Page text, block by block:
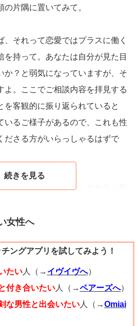
、自分磨きを楽しみながら、自然
という物を持つ。
。それは男が担ってくれればいい
し、相手を褒めましょう。あとき
話しもできる方だと思うので、遅
るといいです。
れるのがわかるくらいいつもニ
挨拶でも笑顔を絶やさない人は好
ることも大事です。そして目指す
ういう方々が理想とする女性はど
。
いと思って引いていくくらいに
片隅に置いてみて。
、それって恋愛ではプラスに働く
を持って。あなたは自分が見た目
か？と弱気になっていますが、そ
よ。ここでご相談内容を拝見する
を客観的に振り返られていると
いるご様子があるので、これも性
ださる方がいらっしゃるはずで
いため、男性に優しくされると勘
が合うのかな？と多くの人と出
ティー系イベントでも、他のアプ
。趣味のお教室でもです。ですか
ールを使って、母数を増やすこと
女性へ
ングアプリを試してみよう！
たい人（→ イヴイヴへ）
付き合いたい人（→ペアーズへ）
な男性と出会いたい人（→Omiai